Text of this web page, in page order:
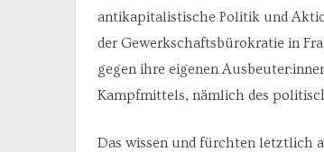
antikapitalistische Politik und
der Gewerkschaftsbürokratie in
gegen ihre eigenen
Kampfmittels, nämlich des
Das wissen und fürchten letztlich